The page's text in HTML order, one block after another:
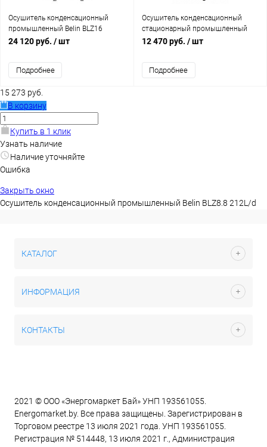
Осушитель конденсационный
промышленный Belin BLZ16
384L/d
24 120 руб. / шт
Подробнее
Осушитель конденсационный
стационарный промышленный
SABIEL DP170
12 470 руб. / шт
Подробнее
15 273 руб.
В корзину
Купить в 1 клик
Узнать наличие
Наличие уточняйте
Ошибка
Закрыть окно
Осушитель конденсационный промышленный Belin BLZ8.8 212L/d
КАТАЛОГ
ИНФОРМАЦИЯ
КОНТАКТЫ
2021 © ООО «Энергомаркет Бай» УНП 193561055.
Energomarket.by. Все права защищены. Зарегистрирован в
Торговом реестре 13 июля 2021 года. УНП 193561055.
Регистрация № 514448, 13 июля 2021 г., Администрация